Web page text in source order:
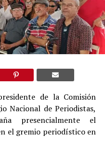
de la Comisión
Nacional de Periodistas,
presencialmente el
el gremio periodístico en